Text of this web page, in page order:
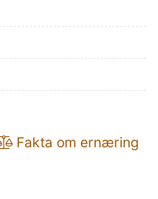
Fakta om ernæring